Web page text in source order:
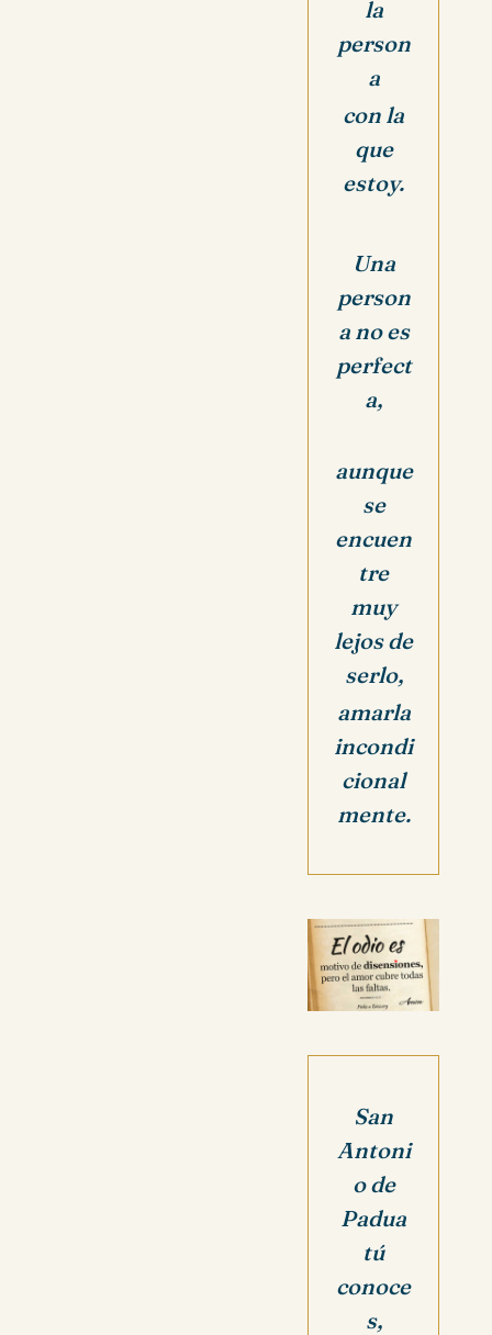
la
person
a
con la
que
estoy.
Una
person
a no es
perfect
a,
aunque
se
encuen
tre
muy
lejos de
serlo,
amarla
incondi
cional
mente.
San
Antoni
o de
Padua
tú
conoce
s,